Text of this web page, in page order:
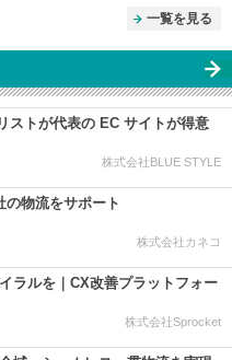
一覧を見る
ストが代表の EC サイトが得意
株式会社BLUE STYLE
の物流をサポート
株式会社カネコ
ラルを｜CX改善プラットフォー
株式会社Sprocket